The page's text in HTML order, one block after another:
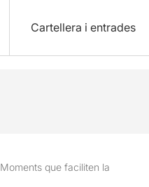
Cartellera i entrades
Moments que faciliten la